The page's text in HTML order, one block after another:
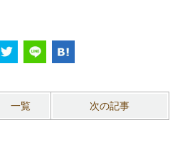
一覧 次の記事